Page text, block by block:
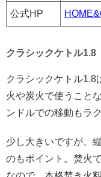
公式HP
クラシックケトル1.8
クラシックケトル1.8
火や炭火で使うこと
ンドルでの移動もラ
少し大きいですが、
のもポイント。焚火